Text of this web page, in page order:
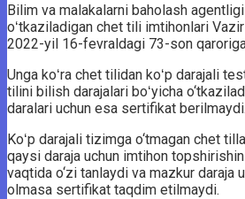
Bilim va malakalarni baholash
oʻtkaziladigan chet tili imtihonlari
2022-yil 16-fevraldagi 73-son
Unga koʻra chet tilidan koʻp darajali
tilini bilish darajalari boʻyicha
daralari uchun esa sertifikat berilmaydi.
Koʻp darajali tizimga o‘tmagan chet
qaysi daraja uchun imtihon
vaqtida o‘zi tanlaydi va mazkur daraja
olmasa sertifikat taqdim etilmaydi.